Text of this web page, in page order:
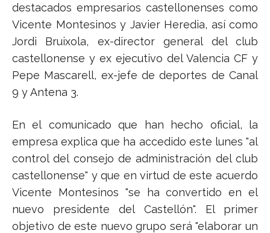
destacados empresarios castellonenses como
Vicente Montesinos y Javier Heredia, así como
Jordi Bruixola, ex-director general del club
castellonense y ex ejecutivo del Valencia CF y
Pepe Mascarell, ex-jefe de deportes de Canal
9 y Antena 3.
En el comunicado que han hecho oficial, la
empresa explica que ha accedido este lunes "al
control del consejo de administración del club
castellonense" y que en virtud de este acuerdo
Vicente Montesinos "se ha convertido en el
nuevo presidente del Castellón". El primer
objetivo de este nuevo grupo será "elaborar un